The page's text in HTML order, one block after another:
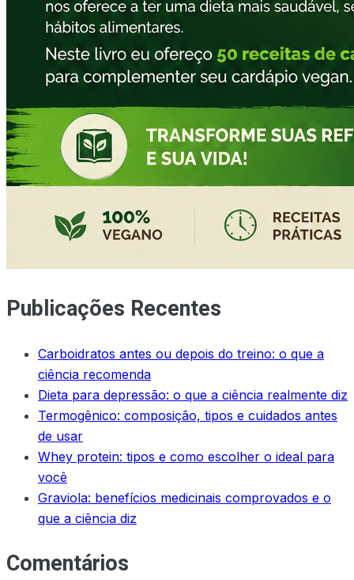
Publicações Recentes
Carboidratos antes ou depois do treino: o que a
ciência recomenda
Dieta para depressão: o que a ciência realmente diz
Termogênico: composição, tipos e cuidados antes
de usar
Whey protein: tipos e como escolher o ideal para
você
Graviola: benefícios medicinais comprovados e o
que a ciência diz
Comentários